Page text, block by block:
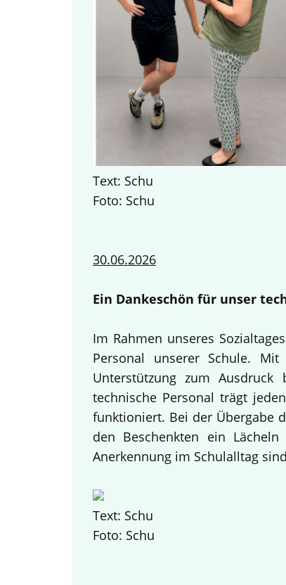
Text: Schu
Foto: Schu
30.06.2026
Ein Dankeschön für unser
Im Rahmen unseres
Personal unserer Schule.
Unterstützung zum
technische Personal trägt
funktioniert. Bei der Übergabe
den Beschenkten ein
Anerkennung im Schulalltag
Text: Schu
Foto: Schu